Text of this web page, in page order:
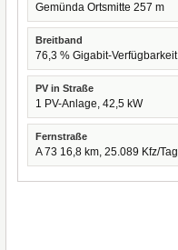
Gemünda Ortsmitte 257 m
Breitband
76,3 % Gigabit-Verfügbarkeit
PV in Straße
1 PV-Anlage, 42,5 kW
Fernstraße
A 73 16,8 km, 25.089 Kfz/Tag